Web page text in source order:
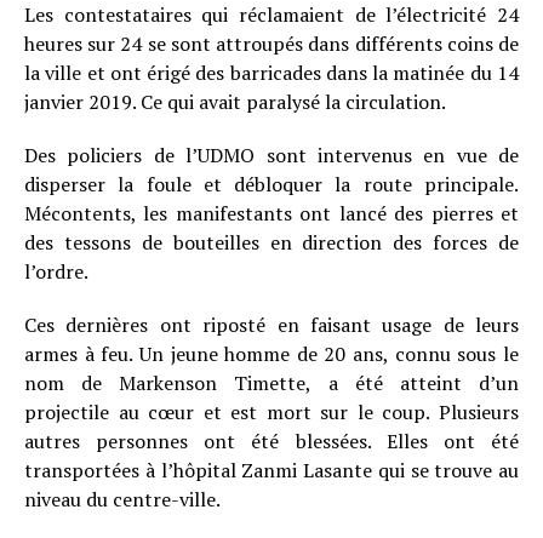
Les contestataires qui réclamaient de l’électricité 24
heures sur 24 se sont attroupés dans différents coins de
la ville et ont érigé des barricades dans la matinée du 14
janvier 2019. Ce qui avait paralysé la circulation.
Des policiers de l’UDMO sont intervenus en vue de
disperser la foule et débloquer la route principale.
Mécontents, les manifestants ont lancé des pierres et
des tessons de bouteilles en direction des forces de
l’ordre.
Ces dernières ont riposté en faisant usage de leurs
armes à feu. Un jeune homme de 20 ans, connu sous le
nom de Markenson Timette, a été atteint d’un
projectile au cœur et est mort sur le coup. Plusieurs
autres personnes ont été blessées. Elles ont été
transportées à l’hôpital Zanmi Lasante qui se trouve au
niveau du centre-ville.